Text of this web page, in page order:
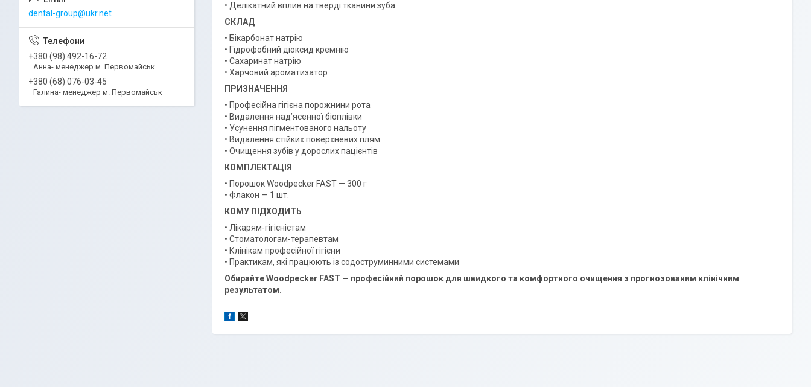
• Делікатний вплив на тверді тканини зуба
СКЛАД
• Бікарбонат натрію
• Гідрофобний діоксид кремнію
• Сахаринат натрію
• Харчовий ароматизатор
ПРИЗНАЧЕННЯ
• Професійна гігієна порожнини рота
• Видалення над’ясенної біоплівки
• Усунення пігментованого нальоту
• Видалення стійких поверхневих плям
• Очищення зубів у дорослих пацієнтів
КОМПЛЕКТАЦІЯ
• Порошок Woodpecker FAST — 300 г
• Флакон — 1 шт.
КОМУ ПІДХОДИТЬ
• Лікарям-гігієністам
• Стоматологам-терапевтам
• Клінікам професійної гігієни
• Практикам, які працюють із содоструминними системами
Обирайте Woodpecker FAST — професійний порошок для швидкого та комфортного очищення з прогнозованим клінічним
результатом.
dental-group@ukr.net
+380 (98) 492-16-72
Анна- менеджер м. Первомайськ
+380 (68) 076-03-45
Галина- менеджер м. Первомайськ